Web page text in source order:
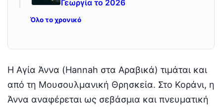
Γεωργία το 2026
Όλο το χρονικό
Η Αγία Άννα (Hannah στα Αραβικά) τιμάται και
από τη Μουσουλμανική Θρησκεία. Στο Κοράνι, η
Άννα αναφέρεται ως σεβάσμια και πνευματική